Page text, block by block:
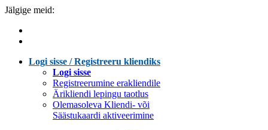
Jälgige meid:
Logi sisse / Registreeru kliendiks
Logi sisse
Registreerumine erakliendile
Ärikliendi lepingu taotlus
Olemasoleva Kliendi- või
Säästukaardi aktiveerimine